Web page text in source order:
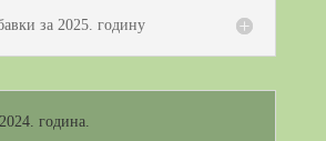
за 2025. годину
година.